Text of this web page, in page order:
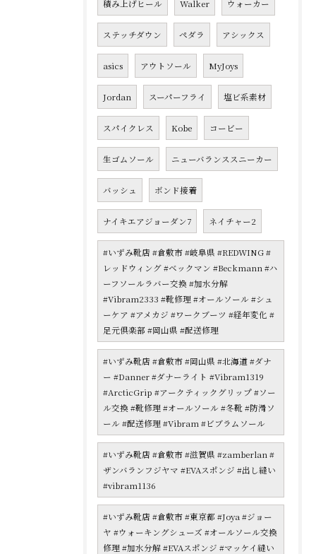
積み上げヒール Walker ウォーカー
ステッチダウン ペダラ アシックス
asics アウトソール MyJoys
Jordan スーパーフライ 塩ビ系素材
スパイクレス Kobe コービー
生ゴムソール ニューバランススニーカー
バッシュ ボンド接着
ナイキエアジョーダン7 ネイチャー2
#いずみ靴店 #倉敷市 #岐阜県 #REDWING #
レッドウィング #ベックマン #Beckmann #ハ
ーフソールラバー交換 #加水分解
#Vibram2333 #靴修理 #オールソール #シュ
ーケア #アメカジ #ワークブーツ #経年変化 #
足元倶楽部 #岡山県 #配送修理
#いずみ靴店 #倉敷市 #岡山県 #北海道 #ダナ
ー #Danner #ダナーライト #Vibram1319
#ArcticGrip #アークティックグリップ #ソー
ル交換 #靴修理 #オールソール #冬靴 #防滑ソ
ール #配送修理 #Vibram #ビブラムソール
#いずみ靴店 #倉敷市 #滋賀県 #zamberlan #
ザンバランフジヤマ #EVAスポンジ #出し縫い
#vibram1136
#いずみ靴店 #倉敷市 #東京都 #Joya #ジョー
ヤ #ウォーキングシューズ #オールソール交換
修理 #加水分解 #EVAスポンジ #マッケイ縫い